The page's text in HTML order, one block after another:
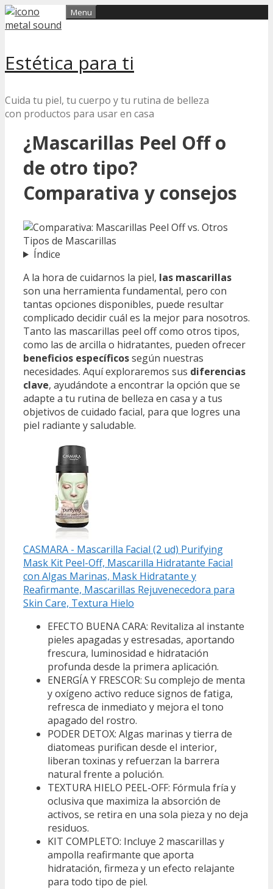
Skip
to
Estética para ti
Cuida tu piel, tu cuerpo y tu rutina de belleza
con productos para usar en casa
Menu
¿Mascarillas Peel Off o
de otro tipo?
Comparativa y consejos
Índice
A la hora de cuidarnos la piel, las mascarillas
son una herramienta fundamental, pero con
tantas opciones disponibles, puede resultar
complicado decidir cuál es la mejor para nosotros.
Tanto las mascarillas peel off como otros tipos,
como las de arcilla o hidratantes, pueden ofrecer
beneficios específicossegún nuestras
necesidades. Aquí exploraremos sus diferencias
clave, ayudándote a encontrar la opción que se
adapte a tu rutina de belleza en casa y a tus
objetivos de cuidado facial, para que logres una
piel radiante y saludable.
CASMARA - Mascarilla Facial (2 ud) Purifying
Mask Kit Peel-Off, Mascarilla Hidratante Facial
con Algas Marinas, Mask Hidratante y
Reafirmante, Mascarillas Rejuvenecedora para
Skin Care, Textura Hielo
EFECTO BUENA CARA: Revitaliza al instante
pieles apagadas y estresadas, aportando
frescura, luminosidad e hidratación
profunda desde la primera aplicación.
ENERGÍA Y FRESCOR: Su complejo de menta
y oxígeno activo reduce signos de fatiga,
refresca de inmediato y mejora el tono
apagado del rostro.
PODER DETOX: Algas marinas y tierra de
diatomeas purifican desde el interior,
liberan toxinas y refuerzan la barrera
natural frente a polución.
TEXTURA HIELO PEEL-OFF: Fórmula fría y
oclusiva que maximiza la absorción de
activos, se retira en una sola pieza y no deja
residuos.
KIT COMPLETO: Incluye 2 mascarillas y
ampolla reafirmante que aporta
hidratación, firmeza y un efecto relajante
para todo tipo de piel.